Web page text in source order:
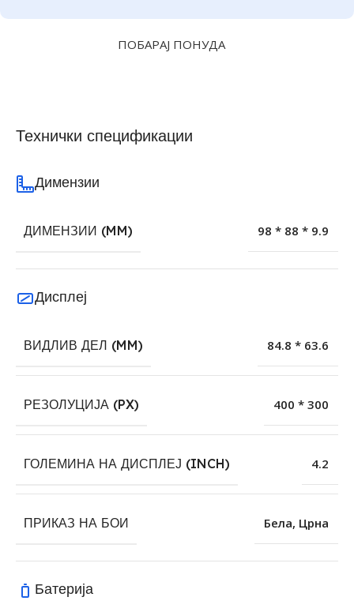
ПОБАРАЈ ПОНУДА
Технички спецификации
Димензии
ДИМЕНЗИИ (MM) 98 * 88 * 9.9
Дисплеј
ВИДЛИВ ДЕЛ (MM) 84.8 * 63.6
РЕЗОЛУЦИЈА (PX) 400 * 300
ГОЛЕМИНА НА ДИСПЛЕЈ (INCH) 4.2
ПРИКАЗ НА БОИ Бела, Црна
Батерија